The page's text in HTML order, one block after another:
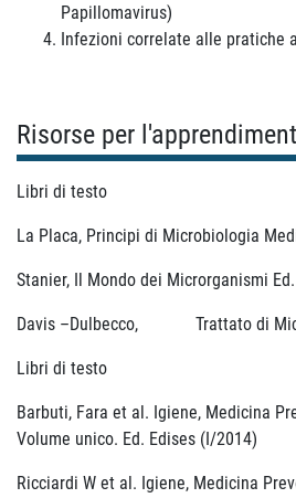
Papillomavirus)
Infezioni correlate alle pratiche
Risorse per
Libri di testo
La Placa, Principi di Microbiologia
Stanier, Il Mondo dei Microrganismi
Davis –Dulbecco, Trattato di
Libri di testo
Barbuti, Fara et al. Igiene, Medicina
Volume unico. Ed. Edises (I/2014)
Ricciardi W et al. Igiene, Medicina